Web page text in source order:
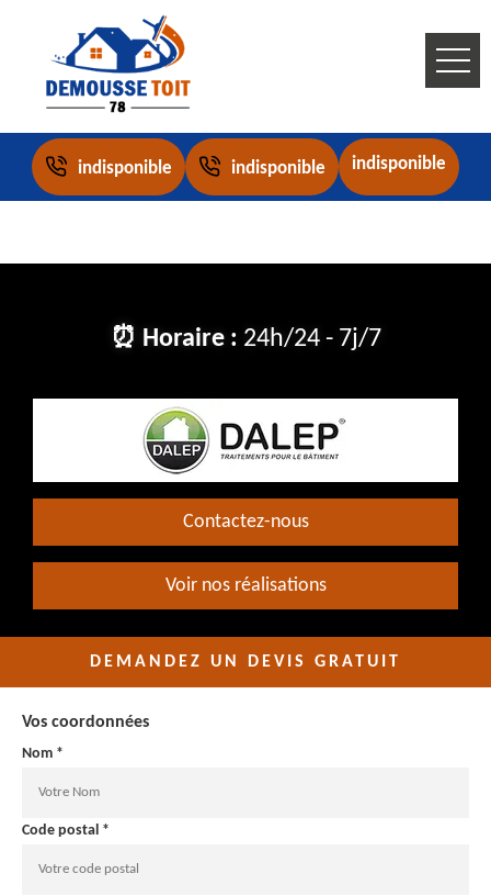
indisponible indisponible indisponible
⏰ Horaire : 24h/24 - 7j/7
Contactez-nous
Voir nos réalisations
DEMANDEZ UN DEVIS GRATUIT
Vos coordonnées
Nom *
Code postal *